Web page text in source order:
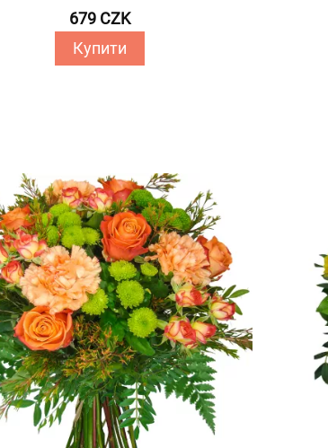
679 CZK
Купити